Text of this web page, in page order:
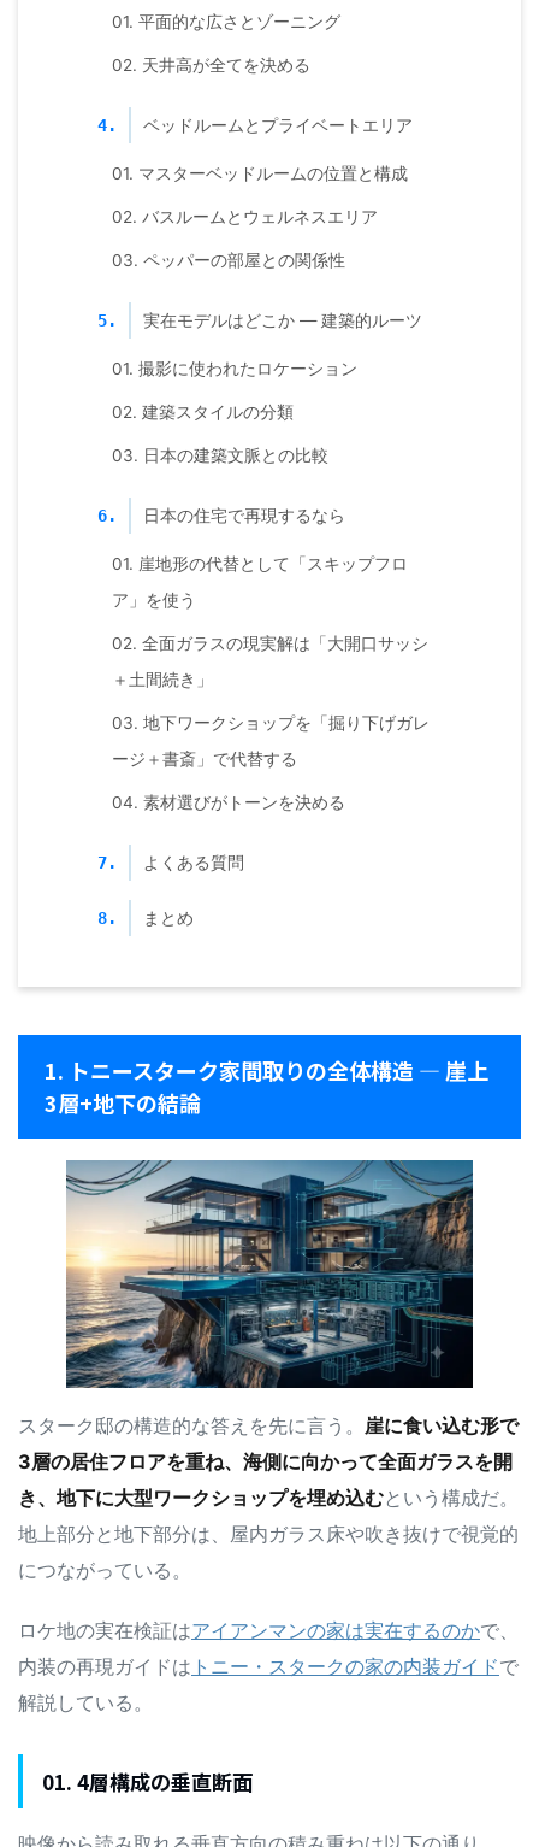
01. 平面的な広さとゾーニング
02. 天井高が全てを決める
4. ベッドルームとプライベートエリア
01. マスターベッドルームの位置と構成
02. バスルームとウェルネスエリア
03. ペッパーの部屋との関係性
5. 実在モデルはどこか — 建築的ルーツ
01. 撮影に使われたロケーション
02. 建築スタイルの分類
03. 日本の建築文脈との比較
6. 日本の住宅で再現するなら
01. 崖地形の代替として「スキップフロ
ア」を使う
02. 全面ガラスの現実解は「大開口サッシ
＋土間続き」
03. 地下ワークショップを「掘り下げガレ
ージ＋書斎」で代替する
04. 素材選びがトーンを決める
7. よくある質問
8. まとめ
1. トニースターク家間取りの全体構造 — 崖上
3層+地下の結論
スターク邸の構造的な答えを先に言う。 崖に食い込む形で
3層の居住フロアを重ね、海側に向かって全面ガラスを開
き、地下に大型ワークショップを埋め込むという構成だ。
地上部分と地下部分は、屋内ガラス床や吹き抜けで視覚的
につながっている。
ロケ地の実在検証はアイアンマンの家は実在するのかで、
内装の再現ガイドは トニー・スタークの家の内装ガイドで
解説している。
01. 4層構成の垂直断面